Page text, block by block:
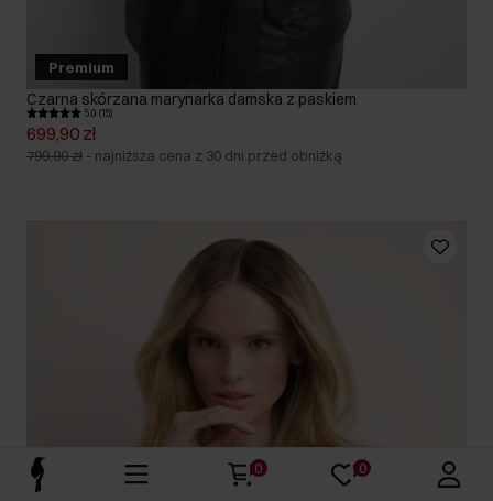
Premium
Czarna skórzana marynarka damska z paskiem
5.0 (15)
699,90 zł
799,90 zł - najniższa cena z 30 dni przed obniżką
0 0